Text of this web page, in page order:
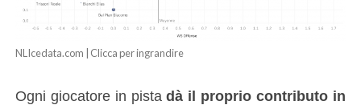
NLIcedata.com | Clicca per ingrandire
Ogni giocatore in pistadà il proprio contributo in